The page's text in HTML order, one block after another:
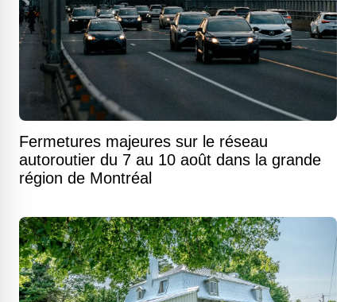
Fermetures majeures sur le réseau
autoroutier du 7 au 10 août dans la grande
région de Montréal